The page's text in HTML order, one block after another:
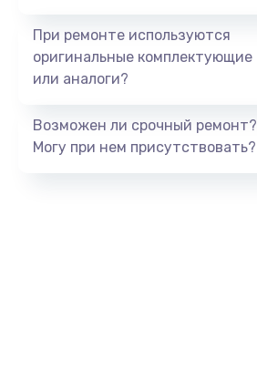
При ремонте используются
оригинальные комплектующие
или аналоги?
Возможен ли срочный ремонт?
Могу при нем присутствовать?